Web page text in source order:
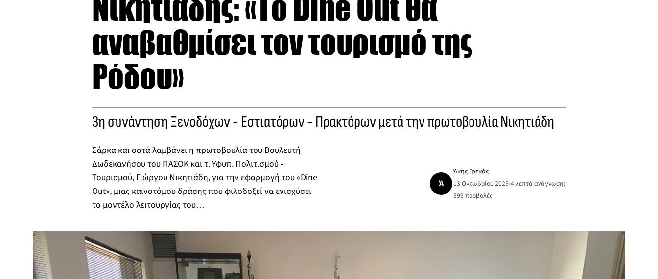
αναβαθμίσει τον τουρισμό της
Ρόδου»
3η συνάντηση Ξενοδόχων - Εστιατόρων - Πρακτόρων μετά την πρωτοβουλία Νικητιάδη
Σάρκα και οστά λαμβάνει η πρωτοβουλία του Βουλευτή
Δωδεκανήσου του ΠΑΣΟΚ και τ. Υφυπ. Πολιτισμού -
Τουρισμού, Γιώργου Νικητιάδη, για την εφαρμογή του «Dine
Out», μιας καινοτόμου δράσης που φιλοδοξεί να ενισχύσει
το μοντέλο λειτουργίας του…
Ά
Άκης Γρεκός
13 Οκτωβρίου 2025•4 λεπτά ανάγνωσης
399 προβολές